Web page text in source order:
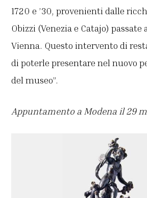
1720 e ’30, provenienti dalle
Obizzi (Venezia e Catajo) passate
Vienna. Questo intervento di
di poterle presentare nel nuovo
del museo”.
Appuntamento a Modena il 29